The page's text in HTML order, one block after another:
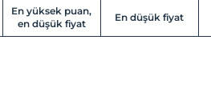
En yüksek puan,
en düşük fiyat
En düşük fiyat